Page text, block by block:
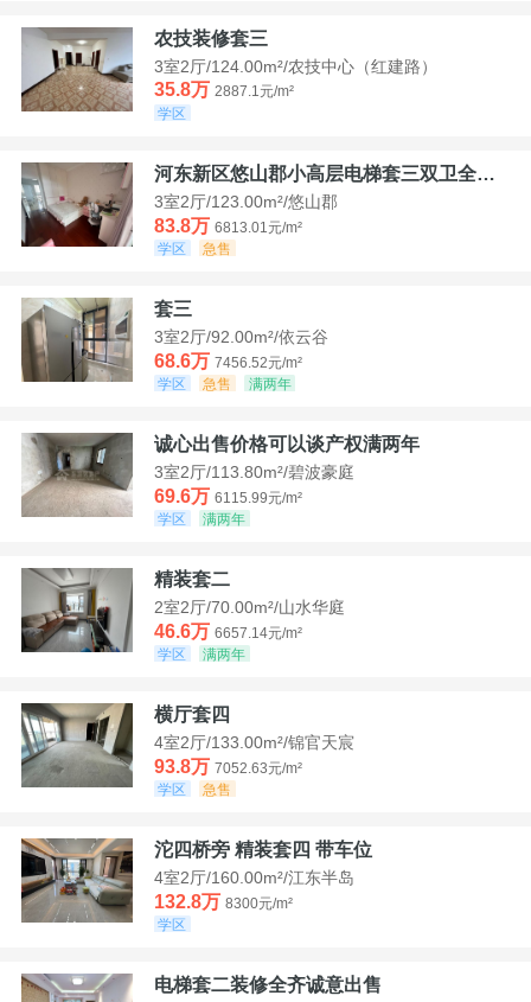
农技装修套三
3室2厅/124.00m²/农技中心（红建路）
35.8万 2887.1元/m²
学区
河东新区悠山郡小高层电梯套三双卫全装带家具家电
3室2厅/123.00m²/悠山郡
83.8万 6813.01元/m²
学区
急售
套三
3室2厅/92.00m²/依云谷
68.6万 7456.52元/m²
学区
急售 满两年
诚心出售价格可以谈产权满两年
3室2厅/113.80m²/碧波豪庭
69.6万 6115.99元/m²
学区
满两年
精装套二
2室2厅/70.00m²/山水华庭
46.6万 6657.14元/m²
学区
满两年
横厅套四
4室2厅/133.00m²/锦官天宸
93.8万 7052.63元/m²
学区
急售
沱四桥旁 精装套四 带车位
4室2厅/160.00m²/江东半岛
132.8万 8300元/m²
学区
电梯套二装修全齐诚意出售